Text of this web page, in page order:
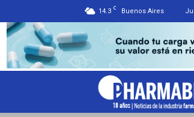
14.3 C Buenos Aires